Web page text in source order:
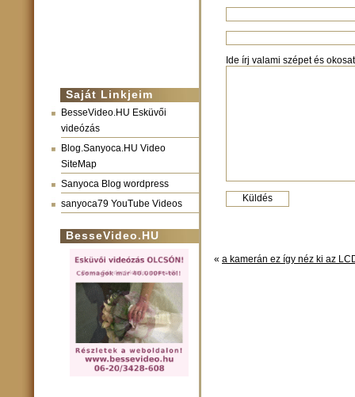
Saját Linkjeim
BesseVideo.HU Esküvői
videózás
Blog.Sanyoca.HU Video
SiteMap
Sanyoca Blog wordpress
sanyoca79 YouTube Videos
BesseVideo.HU
Ide írj valami szépet és
« a kamerán ez így néz ki az